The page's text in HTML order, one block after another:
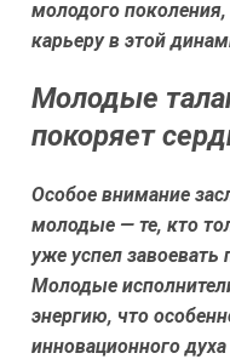
молодого
карьеру в этой
Молодые
покоряет
Особое внимание
молодые — те, кто
уже успел завоевать
Молодые
энергию, что
инновационного